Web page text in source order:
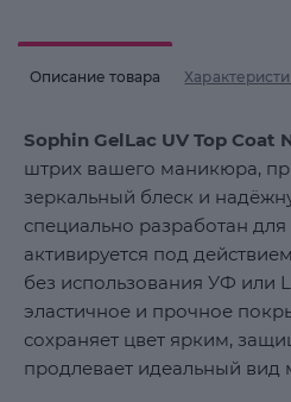
Описание товара
Sophin GelLac UV Top Coat
штрих вашего маникюра,
зеркальный блеск и
специально разработан
активируется под
без использования УФ или
эластичное и прочное
сохраняет цвет ярким,
продлевает идеальный